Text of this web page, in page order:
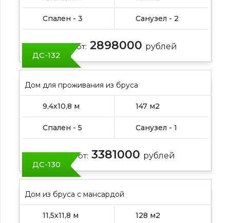
Спален - 3 Санузел - 2
Цена от: 2898000 рублей
ДС-132
Дом для проживания из бруса
9,4х10,8 м 147 м2
Спален - 5 Санузел - 1
Цена от: 3381000 рублей
ДС-130
Дом из бруса с мансардой
11,5х11,8 м 128 м2